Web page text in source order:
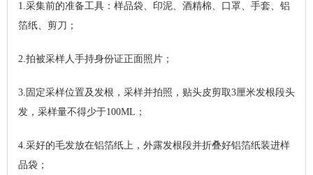
1.采集前的准备工具：样品袋、印泥、酒精棉、口罩、手套、铝
箔纸、剪刀；
2.拍被采样人手持身份证正面照片；
3.固定采样位置及发根，采样并拍照，贴头皮剪取3厘米发根段头
发，采样量不得少于100ML；
4.采好的毛发放在铝箔纸上，外露发根段并折叠好铝箔纸装进样
品袋；